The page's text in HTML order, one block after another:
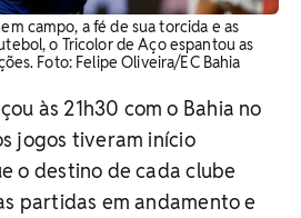
campo, a fé de sua torcida e as
o Tricolor de Aço espantou as
Foto: Felipe Oliveira/EC Bahia
às 21h30 com o Bahia no
jogos tiveram início
o destino de cada clube
partidas em andamento e